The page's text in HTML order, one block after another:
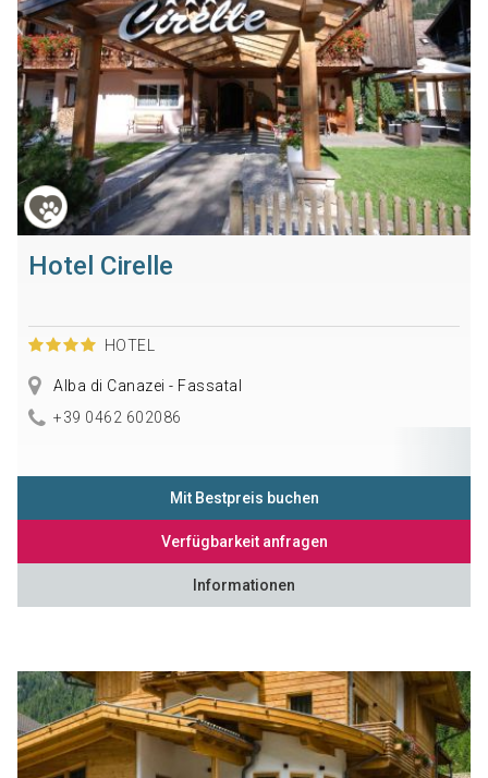
Hotel Cirelle
HOTEL
Alba di Canazei - Fassatal
+39 0462 602086
Mit Bestpreis buchen
Verfügbarkeit anfragen
Informationen